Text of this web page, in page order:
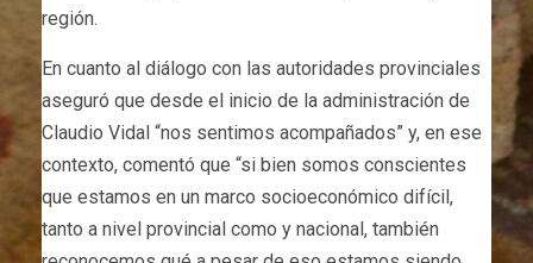
región.
En cuanto al diálogo con las autoridades provinciales
aseguró que desde el inicio de la administración de
Claudio Vidal “nos sentimos acompañados” y, en ese
contexto, comentó que “si bien somos conscientes
que estamos en un marco socioeconómico difícil,
tanto a nivel provincial como y nacional, también